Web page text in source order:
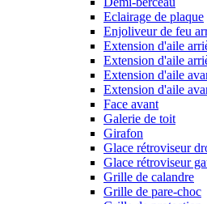
Eclairage de plaque
Enjoliveur de feu
Extension d'aile
Extension d'aile
Extension d'aile
Extension d'aile
Face avant
Galerie de toit
Girafon
Glace rétroviseur
Glace rétroviseur
Grille de calandre
Grille de pare-choc